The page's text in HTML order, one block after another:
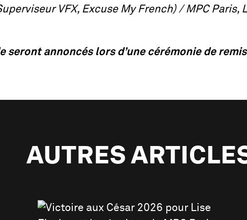
VFX, Excuse My French) / MPC Paris,
seront annoncés lors d’une cérémonie de
AUTRES